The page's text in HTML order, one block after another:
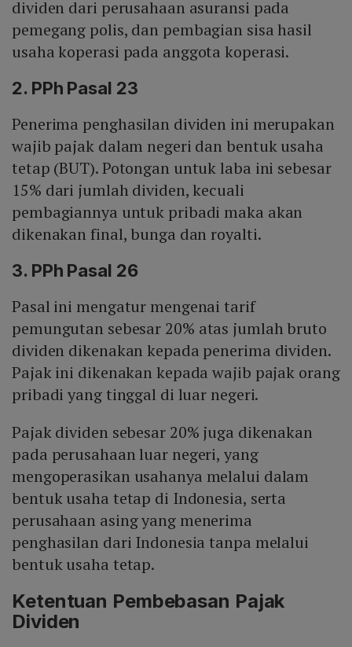
dividen dari perusahaan asuransi pada
pemegang polis, dan pembagian sisa hasil
usaha koperasi pada anggota koperasi.
2. PPh Pasal 23
Penerima penghasilan dividen ini merupakan
wajib pajak dalam negeri dan bentuk usaha
tetap (BUT). Potongan untuk laba ini sebesar
15% dari jumlah dividen, kecuali
pembagiannya untuk pribadi maka akan
dikenakan final, bunga dan royalti.
3. PPh Pasal 26
Pasal ini mengatur mengenai tarif
pemungutan sebesar 20% atas jumlah bruto
dividen dikenakan kepada penerima dividen.
Pajak ini dikenakan kepada wajib pajak orang
pribadi yang tinggal di luar negeri.
Pajak dividen sebesar 20% juga dikenakan
pada perusahaan luar negeri, yang
mengoperasikan usahanya melalui dalam
bentuk usaha tetap di Indonesia, serta
perusahaan asing yang menerima
penghasilan dari Indonesia tanpa melalui
bentuk usaha tetap.
Ketentuan Pembebasan Pajak
Dividen